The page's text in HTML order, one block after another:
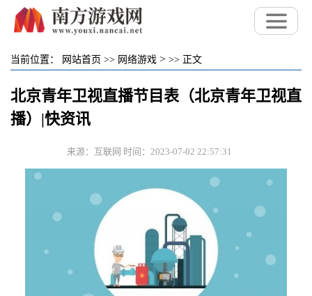
当前位置： 网站首页 >> 网络游戏 > >> 正文
北京青年卫视直播节目表（北京青年卫视直
播）|快资讯
来源：互联网 时间：2023-07-02 22:57:31